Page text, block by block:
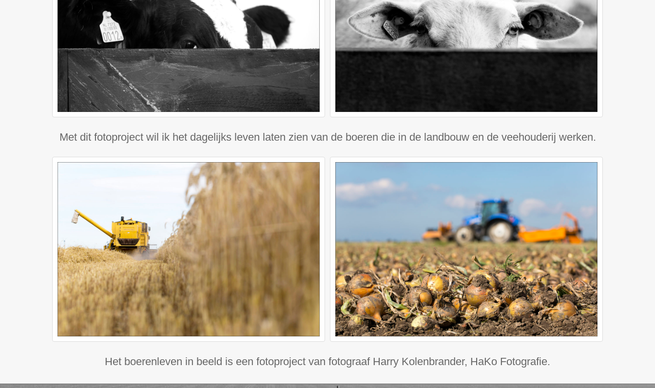
Met dit fotoproject wil ik het dagelijks leven laten zien van de boeren die in de landbouw en de veehouderij werken.
Het boerenleven in beeld is een fotoproject van fotograaf Harry Kolenbrander, HaKo Fotografie.